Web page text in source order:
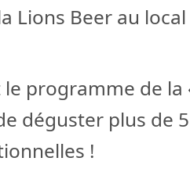
Lions Beer au
programme de la
déguster plus de
!